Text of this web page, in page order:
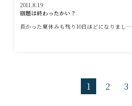
2011.8.19
宿題は終わったかい？
長かった夏休みも残り10日ほどになりまし…
1 2 3